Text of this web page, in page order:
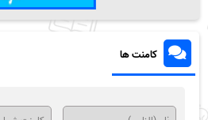
کامنت ها